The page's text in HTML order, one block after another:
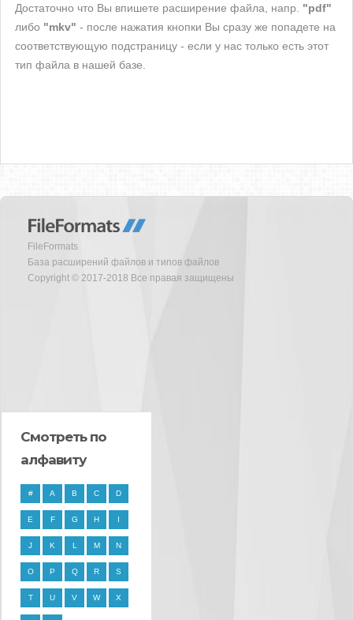
Достаточно что Вы впишете расширение файла, напр. "pdf"
либо "mkv" - после нажатия кнопки Вы сразу же попадете на
соответствующую подстраницу - если у нас только есть этот
тип файла в нашей базе.
FileFormats
База расширений файлов и типов файлов
Copyright © 2017-2018 Все правая защищены
Смотреть по
алфавиту
# A B C D
E F G H I
J K L M N
O P Q R S
T U V W X